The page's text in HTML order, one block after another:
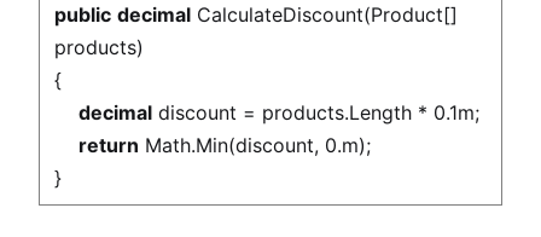
public decimal CalculateDiscount(Product[]
products)
{
decimal discount = products.Length * 0.1m;
return Math.Min(discount, 0.m);
}